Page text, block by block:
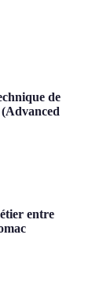
de
entre